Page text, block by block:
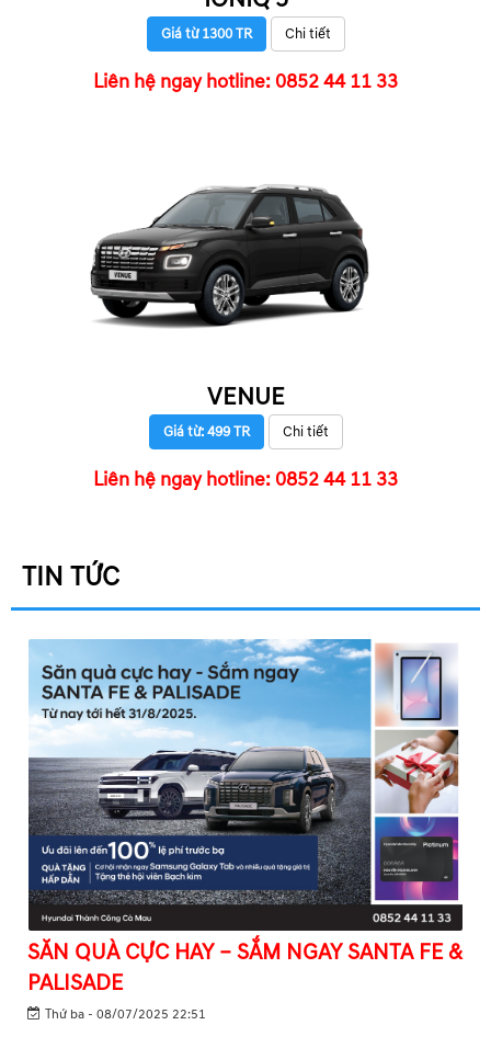
Giá từ 1300 TR Chi tiết
Liên hệ ngay hotline: 0852 44 11 33
VENUE
Giá từ: 499 TR Chi tiết
Liên hệ ngay hotline: 0852 44 11 33
TIN TỨC
SĂN QUÀ CỰC HAY – SẮM NGAY SANTA FE &
PALISADE
Thứ ba - 08/07/2025 22:51